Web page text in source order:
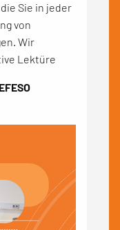
Sie in jeder
von
Wir
Lektüre